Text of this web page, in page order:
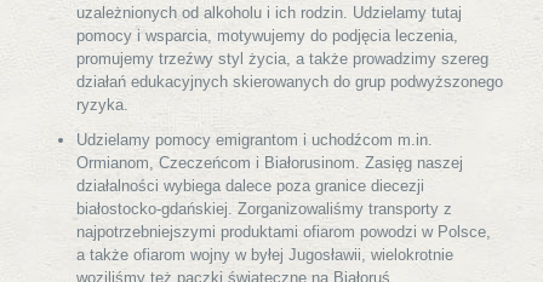
uzależnionych od alkoholu i ich rodzin. Udzielamy tutaj
pomocy i wsparcia, motywujemy do podjęcia leczenia,
promujemy trzeźwy styl życia, a także prowadzimy szereg
działań edukacyjnych skierowanych do grup podwyższonego
ryzyka.
Udzielamy pomocy emigrantom i uchodźcom m.in.
Ormianom, Czeczeńcom i Białorusinom. Zasięg naszej
działalności wybiega dalece poza granice diecezji
białostocko-gdańskiej. Zorganizowaliśmy transporty z
najpotrzebniejszymi produktami ofiarom powodzi w Polsce,
a także ofiarom wojny w byłej Jugosławii, wielokrotnie
woziliśmy też paczki świąteczne na Białoruś.